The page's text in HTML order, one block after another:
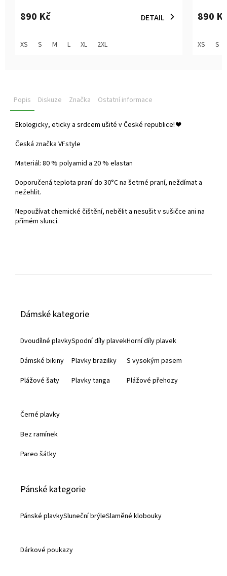
produktu
je
z
890 Kč DETAIL
XS S M L XL 2XL
produktu
je
z
890
XS S
Popis Diskuze Značka Ostatní informace
Ekologicky, eticky a srdcem ušité v České republice!❤️
Česká značka VFstyle
Materiál: 80 % polyamid a 20 % elastan
Doporučená teplota praní do 30°C na šetrné praní, neždímat a
nežehlit.
Nepoužívat chemické čištění, nebělit a nesušit v sušičce ani na
přímém slunci.
Dámské kategorie
Dvoudílné plavky
Dámské bikiny
Plážové šaty
Spodní díly plavek
Plavky brazilky
Plavky tanga
Horní díly plavek
S vysokým pasem
Plážové přehozy
Černé plavky
Bez ramínek
Pareo šátky
Pánské kategorie
Pánské plavkySluneční brýleSlaměné klobouky
Dárkové poukazy